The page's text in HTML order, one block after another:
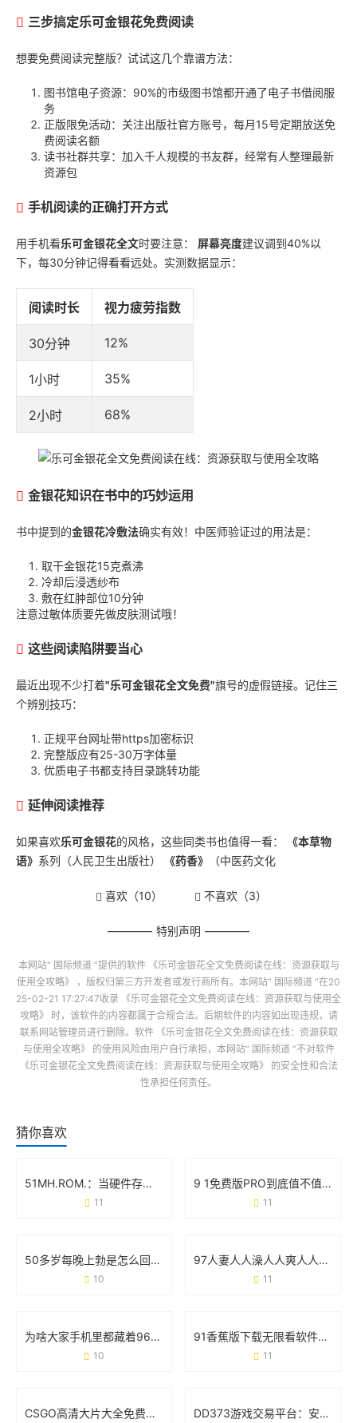
三步搞定乐可金银花免费阅读
想要免费阅读完整版？试试这几个靠谱方法：
图书馆电子资源：90%的市级图书馆都开通了电子书借阅服
务
正版限免活动：关注出版社官方账号，每月15号定期放送免
费阅读名额
读书社群共享：加入千人规模的书友群，经常有人整理最新
资源包
手机阅读的正确打开方式
用手机看乐可金银花全文时要注意： 屏幕亮度建议调到40%以
下，每30分钟记得看看远处。实测数据显示：
阅读时长 视力疲劳指数
30分钟 12%
1小时 35%
2小时 68%
金银花知识在书中的巧妙运用
书中提到的金银花冷敷法确实有效！中医师验证过的用法是：
取干金银花15克煮沸
冷却后浸透纱布
敷在红肿部位10分钟
注意过敏体质要先做皮肤测试哦！
这些阅读陷阱要当心
最近出现不少打着"乐可金银花全文免费"旗号的虚假链接。记住三
个辨别技巧：
正规平台网址带https加密标识
完整版应有25-30万字体量
优质电子书都支持目录跳转功能
延伸阅读推荐
如果喜欢乐可金银花的风格，这些同类书也值得一看：
《本草物
语》 系列（人民卫生出版社） 《药香》 （中医药文化
喜欢（10） 不喜欢（3）
特别声明
本网站“ 国际频道”提供的软件 《乐可金银花全文免费阅读在线：资源获取与
使用全攻略》
，版权归第三方开发者或发行商所有。本网站“ 国际频道 ”在20
25-02-21 17:27:47收录
《乐可金银花全文免费阅读在线：资源获取与使用全
攻略》
时，该软件的内容都属于合规合法。后期软件的内容如出现违规，请
联系网站管理员进行删除。软件 《乐可金银花全文免费阅读在线：资源获取
与使用全攻略》
的使用风险由用户自行承担，本网站“ 国际频道”不对软件
《乐可金银花全文免费阅读在线：资源获取与使用全攻略》
的安全性和合法
性承担任何责任。
猜你喜欢
51MH.ROM.：当硬件存储遇上智能生活的化学反应
11
9 1免费版PRO到底值不值得下载？这些细节必须看
11
50多岁每晚上勃是怎么回事？医生解读真实原因和应对方案
10
97人妻人人澡人人爽人人澡人人学生：一场关于符号与现实的碰撞
11
为啥大家手机里都藏着9612黄桃视频iOS？看完这几点你就懂了
10
91香蕉版下载无限看软件：用户关心的那些事儿
11
CSGO高清大片大全免费观看：玩家的必备资源库与实战技巧 DD373游戏交易平台：安全、高效与玩家信赖的虚拟经济枢纽